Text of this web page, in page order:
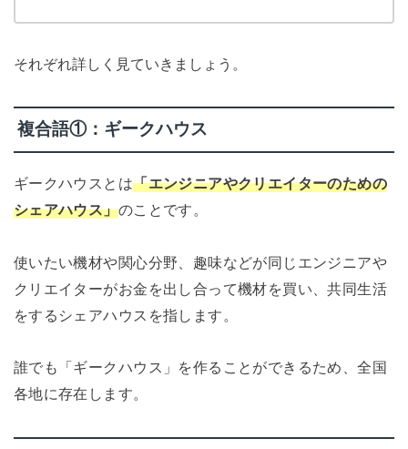
それぞれ詳しく見ていきましょう。
複合語①：ギークハウス
ギークハウスとは「エンジニアやクリエイターのための
シェアハウス」のことです。
使いたい機材や関心分野、趣味などが同じエンジニアや
クリエイターがお金を出し合って機材を買い、共同生活
をするシェアハウスを指します。
誰でも「ギークハウス」を作ることができるため、全国
各地に存在します。